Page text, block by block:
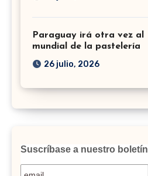
Paraguay irá otra vez al
mundial de la pastelería
26 julio, 2026
Suscríbase a nuestro